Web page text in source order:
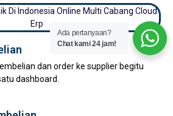
dan order ke supplier begitu
dashboard.
Ada pertanyaan?
Chat kami 24 jam!